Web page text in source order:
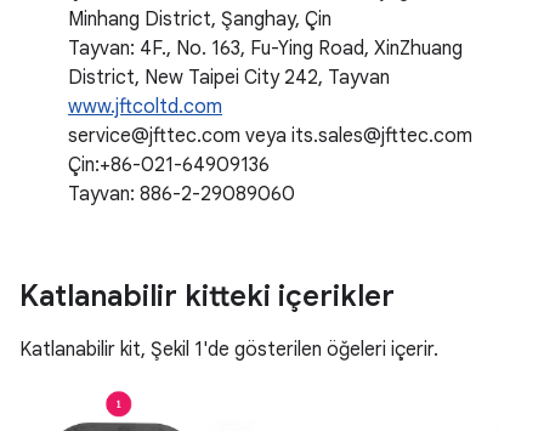
Minhang District, Şanghay, Çin
Tayvan: 4F., No. 163, Fu-Ying Road, XinZhuang
District, New Taipei City 242, Tayvan
www.jftcoltd.com
service@jfttec.com veya its.sales@jfttec.com
Çin:+86-021-64909136
Tayvan: 886-2-29089060
Katlanabilir kitteki içerikler
Katlanabilir kit, Şekil 1'de gösterilen öğeleri içerir.